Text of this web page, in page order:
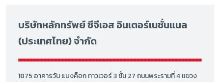
บริษัทหลักทรัพย์ ซีจีเอส อินเตอร์เนชั่นแนล
(ประเทศไทย) จำกัด
1875 อาคารวัน แบงค็อก ทาวเวอร์ 3 ชั้น 27 ถนนพระรามที่ 4 แขวง